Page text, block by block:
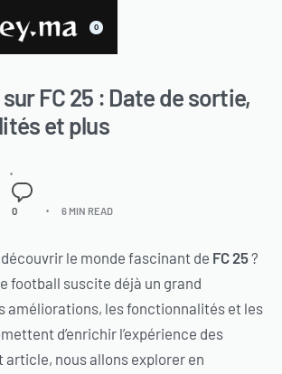
0
FC 25 : Date de sortie,
et plus
0 6 MIN READ
le monde fascinant de FC 25?
football suscite déjà un grand
améliorations, les fonctionnalités et les
d’enrichir l’expérience des
article, nous allons explorer en